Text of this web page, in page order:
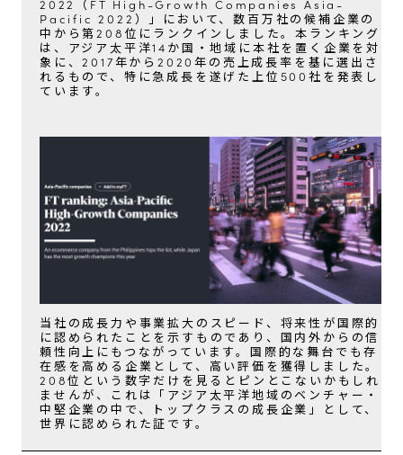
2022（FT High-Growth Companies Asia-
Pacific 2022）」において、数百万社の候補企業の
中から第208位にランクインしました。本ランキング
は、アジア太平洋14か国・地域に本社を置く企業を対
象に、2017年から2020年の売上成長率を基に選出さ
れるもので、特に急成長を遂げた上位500社を発表し
ています。
当社の成長力や事業拡大のスピード、将来性が国際的
に認められたことを示すものであり、国内外からの信
頼性向上にもつながっています。国際的な舞台でも存
在感を高める企業として、高い評価を獲得しました。
208位という数字だけを見るとピンとこないかもしれ
ませんが、これは「アジア太平洋地域のベンチャー・
中堅企業の中で、トップクラスの成長企業」として、
世界に認められた証です。